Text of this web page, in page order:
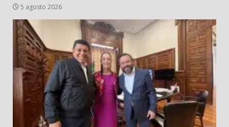
5 agosto 2026